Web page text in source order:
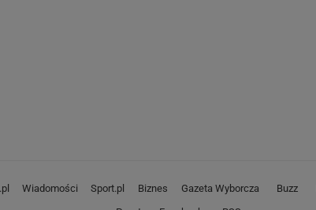
Wiadomości Sport.pl Biznes Gazeta Wyborcza Buzz